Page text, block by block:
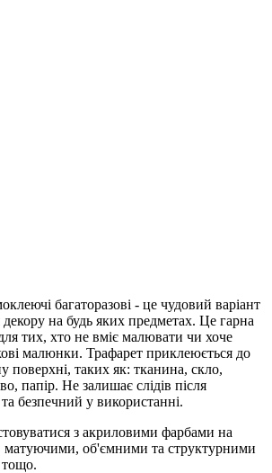
багаторазові - це чудовий варіант
декору на будь яких предметах. Це гарна
тих, хто не вміє малювати чи хоче
малюнки. Трафарет приклеюється до
поверхні, таких як: тканина, скло,
папір. Не залишає слідів після
безпечний у використанні.
з акриловими фарбами на
матуючими, об'ємними та структурними
тощо.